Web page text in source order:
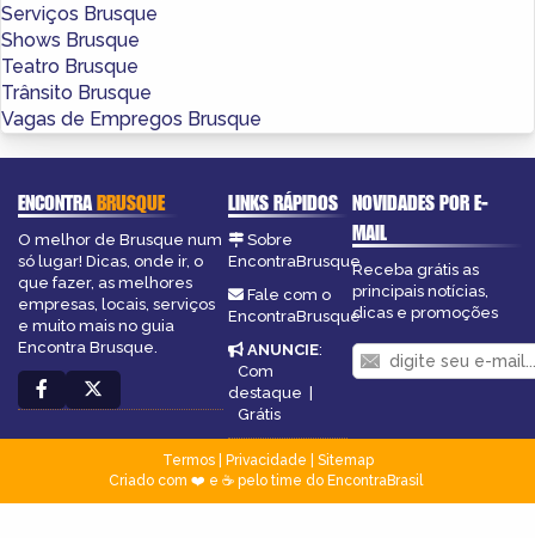
Serviços Brusque
Shows Brusque
Teatro Brusque
Trânsito Brusque
Vagas de Empregos Brusque
ENCONTRABRUSQUE
O melhor de Brusque num
só lugar! Dicas, onde ir, o
que fazer, as melhores
empresas, locais, serviços
e muito mais no guia
Encontra Brusque.
LINKS RÁPIDOS
Sobre
EncontraBrusque
Fale com o
EncontraBrusque
ANUNCIE:
Com
destaque |
Grátis
NOVIDADES POR E-
MAIL
Receba grátis as
principais notícias,
dicas e promoções
Termos| Privacidade
Sitemap
Criado com ❤️ e ☕ pelo time do EncontraBrasil